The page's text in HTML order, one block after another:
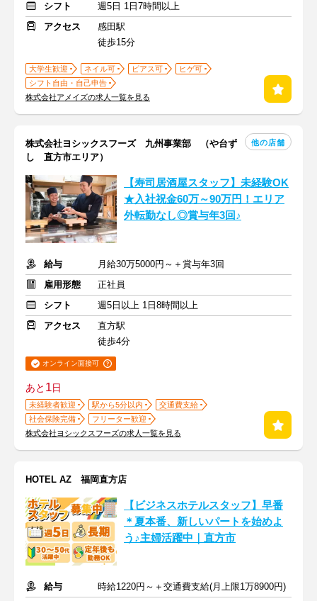
シフト
週5日 1日7時間以上
アクセス
感田駅
徒歩15分
大学生歓迎 ネイル可 ピアス可
ヒゲ可
シフト自由・自己申告
株式会社アメイズの求人一覧を見る
株式会社ヨシックスフーズ 九州事業部 （や台ず
し 直方市エリア）
他の店舗
【寿司居酒屋スタッフ】未経験OK
★入社祝金60万～90万円！エリア
外転勤なし◎賞与年3回♪
給与
月給30万5000円～＋賞与年3回
雇用形態
正社員
シフト
週5日以上 1日8時間以上
アクセス
直方駅
徒歩4分
オンライン面接可
あと 1日
未経験者歓迎 駅から5分以内
交通費支給
社会保険完備
フリーター歓迎
株式会社ヨシックスフーズの求人一覧を見る
HOTEL AZ 福岡直方店
【ビジネスホテルスタッフ】早番
＊夏本番、新しいパートを始めよ
う♪主婦活躍中｜直方市
給与
時給1220円～＋交通費支給(月上限1万8900円)